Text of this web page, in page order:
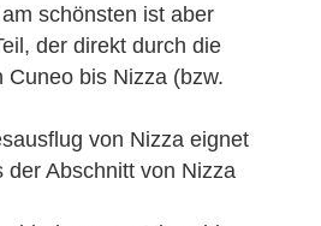
schönsten ist aber
der direkt durch die
Cuneo bis Nizza (bzw.
von Nizza eignet
der Abschnitt von Nizza